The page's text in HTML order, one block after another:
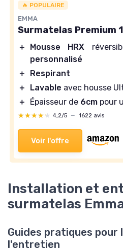
🔥 POPULAIRE
EMMA
Surmatelas Premium
＋ Mousse HRX
personnalisé
＋
Respirant
＋
Lavable avec housse
＋
Épaisseur de 6cm pour
★★★★★
★★★★★ 4,2/5 — 1622 avis
Voir l'offre
Installation et
surmatelas
Guides pratiques
l'entretien